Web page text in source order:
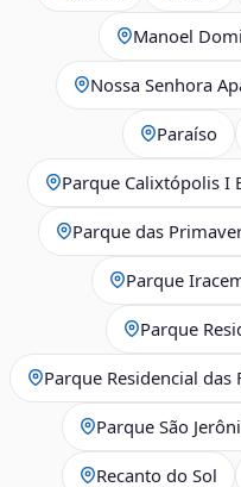
Manoel
Nossa Senhora
Paraíso
Parque Calixtópolis I
Parque das
Parque
Parque
Parque Residencial das
Parque São
Recanto do Sol